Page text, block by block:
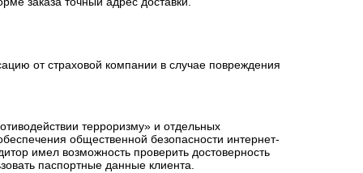
от страховой компании в случае повреждения
терроризму» и отдельных
общественной безопасности интернет-
имел возможность проверить достоверность
паспортные данные клиента.